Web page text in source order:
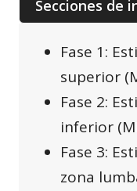
Secciones de
Fase 1:
superior
Fase 2:
inferior
Fase 3:
zona